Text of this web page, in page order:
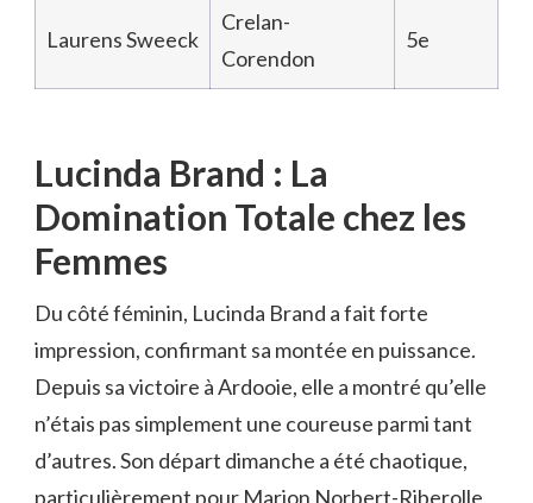
Laurens Sweeck
Crelan-
Corendon
5e
Lucinda Brand : La
Domination Totale chez les
Femmes
Du côté féminin, Lucinda Brand a fait forte
impression, confirmant sa montée en puissance.
Depuis sa victoire à Ardooie, elle a montré qu’elle
n’étais pas simplement une coureuse parmi tant
d’autres. Son départ dimanche a été chaotique,
particulièrement pour Marion Norbert-Riberolle,